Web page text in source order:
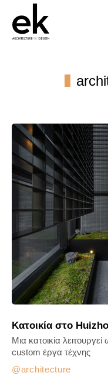
Κατοικία στο
architecture
Μια κατοικία
custom έργα τέχνης